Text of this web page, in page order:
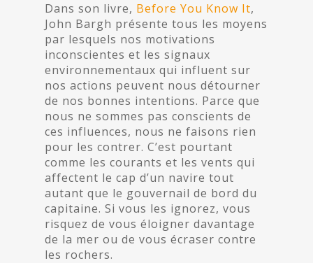
Dans son livre, Before You Know It,
John Bargh présente tous les moyens
par lesquels nos motivations
inconscientes et les signaux
environnementaux qui influent sur
nos actions peuvent nous détourner
de nos bonnes intentions. Parce que
nous ne sommes pas conscients de
ces influences, nous ne faisons rien
pour les contrer. C’est pourtant
comme les courants et les vents qui
affectent le cap d’un navire tout
autant que le gouvernail de bord du
capitaine. Si vous les ignorez, vous
risquez de vous éloigner davantage
de la mer ou de vous écraser contre
les rochers.